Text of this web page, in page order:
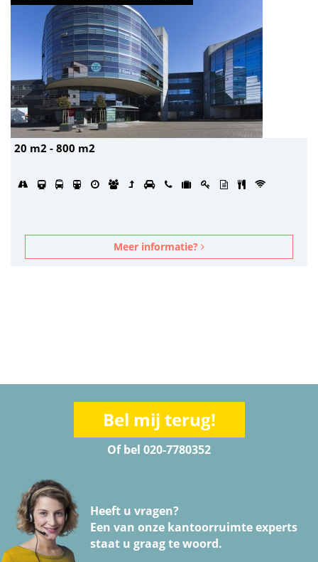
20 m2 - 800 m2
Meer informatie?
Bel mij terug!
Of bel 020-7780352
Heeft u vragen?
Een van onze kantoorruimte experts
staat u graag te woord.